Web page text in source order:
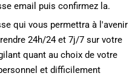
email puis confirmez la.
qui vous permettra à l'avenir
24h/24 et 7j/7 sur votre
quant au choix de votre
et difficilement